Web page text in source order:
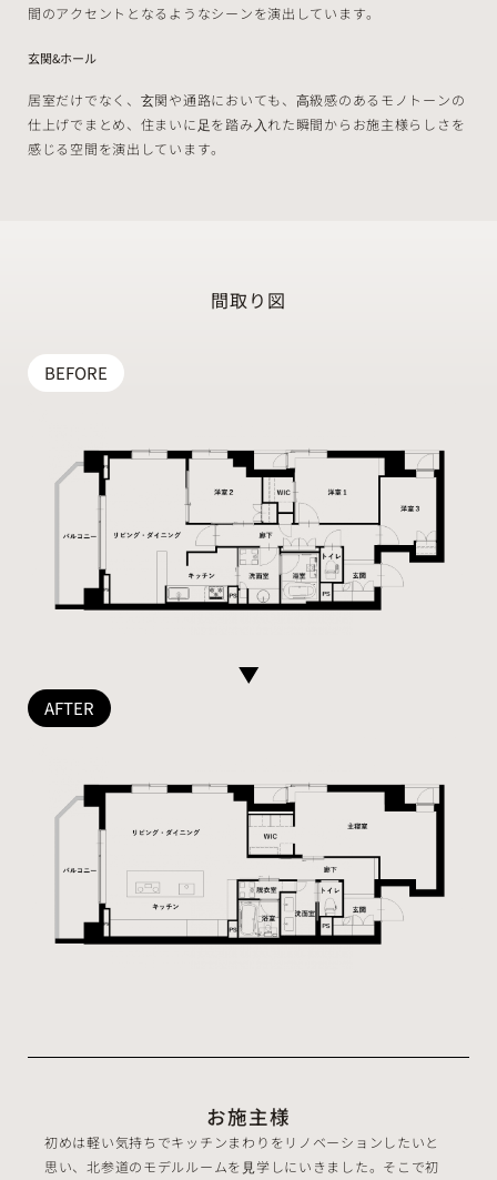
間のアクセントとなるようなシーンを演出しています。
玄関&ホール
居室だけでなく、⽞関や通路においても、⾼級感のあるモノトーンの
仕上げでまとめ、住まいに⾜を踏み⼊れた瞬間からお施主様らしさを
感じる空間を演出しています。
間取り図
お施主様
初めは軽い気持ちでキッチンまわりをリノベーションしたいと
思い、北参道のモデルルームを⾒学しにいきました。そこで初